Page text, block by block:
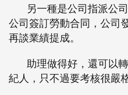
另一種是公司指派公
公司簽訂勞動合同，公司
再談業績提成。
助理做得好，還可以
紀人，只不過要考核很嚴格